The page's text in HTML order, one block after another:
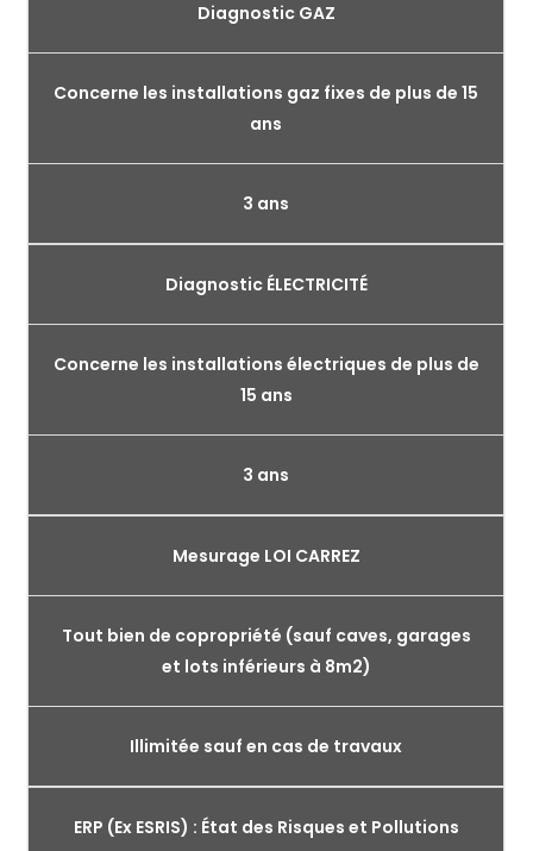
Diagnostic GAZ
Concerne les installations gaz fixes de plus de 15
ans
3 ans
Diagnostic ÉLECTRICITÉ
Concerne les installations électriques de plus de
15 ans
3 ans
Mesurage LOI CARREZ
Tout bien de copropriété (sauf caves, garages
et lots inférieurs à 8m2)
Illimitée sauf en cas de travaux
ERP (Ex ESRIS) : État des Risques et Pollutions